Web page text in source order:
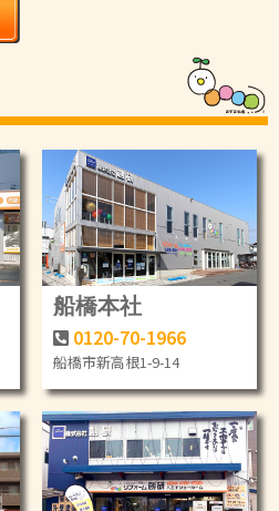
船橋本社
0120-70-1966
船橋市新高根1-9-14